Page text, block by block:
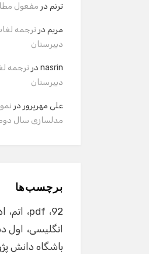
ترنم در مفعول
مریم در ترجمه
دبیرستان
nasrin در ترجمه
دبیرستان
علی مهرپرور در
مدلسازی سال
برچسب‌ها
92
pdf اتم
انگلیسی
اول
باشگاه دانش